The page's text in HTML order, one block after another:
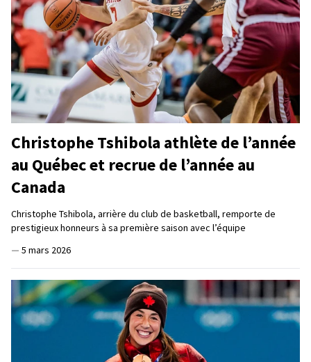
Christophe Tshibola athlète de l’année
au Québec et recrue de l’année au
Canada
Christophe Tshibola, arrière du club de basketball, remporte de
prestigieux honneurs à sa première saison avec l’équipe
— 5 mars 2026